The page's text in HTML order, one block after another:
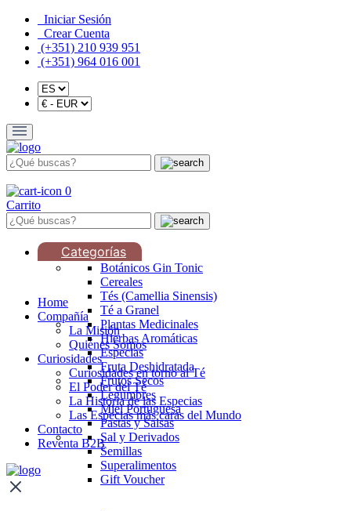
Iniciar Sesión
Crear Cuenta
(+351) 210 939 951
(+351) 964 016 001
0
Carrito
Categorías
Botánicos Gin Tonic
Cereales
Tés (Camellia Sinensis)
Té a Granel
Plantas Medicinales
Hierbas Aromáticas
Especias
Fruta Deshidratada
Frutos Secos
Legumbres
Miel Portuguesa
Pastas y Salsas
Sal y Derivados
Semillas
Superalimentos
Gift Voucher
Home
Compañía
La Misión
Quiénes Somos
Curiosidades
Curiosidades en torno al Té
El Poder del Té
La Historia de las Especias
Las Especias más caras del Mundo
Contacto
Reventa B2B